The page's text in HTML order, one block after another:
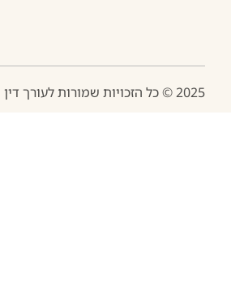
2025 © כל הזכויות שמורות לעורך דין נתנאל אמויאל